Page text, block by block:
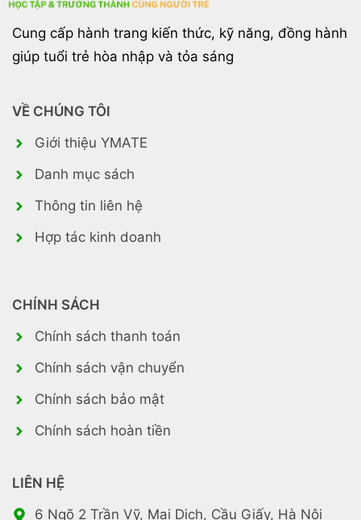
Cung cấp hành trang kiến thức, kỹ năng, đồng hành
giúp tuổi trẻ hòa nhập và tỏa sáng
VỀ CHÚNG TÔI
Giới thiệu YMATE
Danh mục sách
Thông tin liên hệ
Hợp tác kinh doanh
CHÍNH SÁCH
Chính sách thanh toán
Chính sách vận chuyển
Chính sách bảo mật
Chính sách hoàn tiền
LIÊN HỆ
6 Ngõ 2 Trần Vỹ, Mai Dịch, Cầu Giấy, Hà Nội